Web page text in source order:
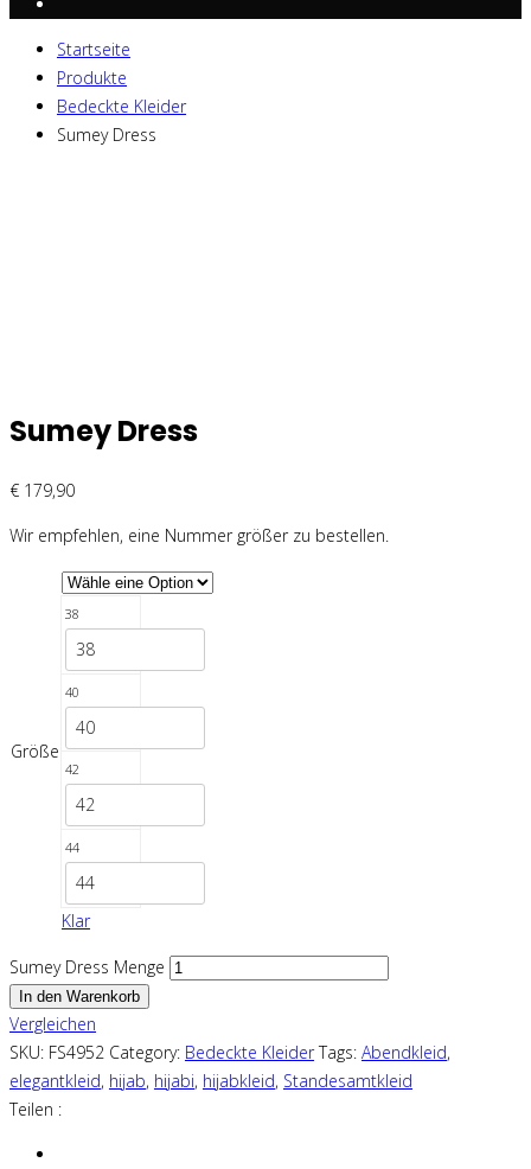
Startseite
Produkte
Bedeckte Kleider
Sumey Dress
Sumey Dress
€ 179,90
Wir empfehlen, eine Nummer größer zu bestellen.
Größe
38
38
40
40
42
42
44
44
Klar
Sumey Dress Menge
In den Warenkorb
Vergleichen
SKU: FS4952 Category: Bedeckte Kleider Tags: Abendkleid,
elegantkleid, hijab, hijabi, hijabkleid, Standesamtkleid
Teilen :